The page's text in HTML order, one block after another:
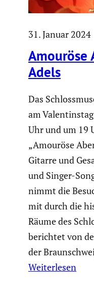
31. Januar 2024
Amouröse
Adels
Das
am
Uhr und um 19
„Amouröse
Gitarre und
und Singer-
nimmt die
mit durch die
Räume des
berichtet von
der
Weiterlesen